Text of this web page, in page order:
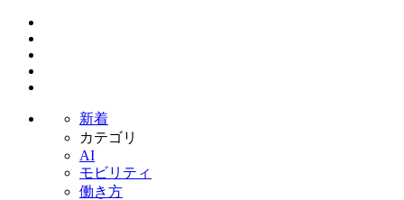
新着
カテゴリ
AI
モビリティ
働き方